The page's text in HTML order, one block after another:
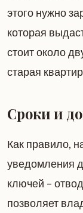
этого нужно
которая
стоит около
старая
Сроки и
Как правило,
уведомления
ключей –
позволяет